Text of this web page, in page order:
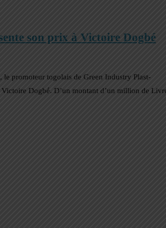
son prix à Victoire Dogbé
promoteur togolais de Green Industry Plast-
Dogbé. D’un montant d’un million de